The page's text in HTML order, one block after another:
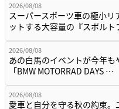
2026/08/08
スーパースポーツ車の極小リ
ットする大容量の『スポル
2026/08/08
あの白馬のイベントが今年も
「BMW MOTORRAD DAYS …
2026/08/08
愛車と自分を守る秋の約束